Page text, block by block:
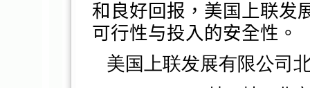
和良好回报 ，美国上联发
可行性与投入的安全性。
美国上联发展有限公司